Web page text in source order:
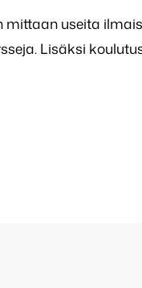
mittaan useita
Lisäksi